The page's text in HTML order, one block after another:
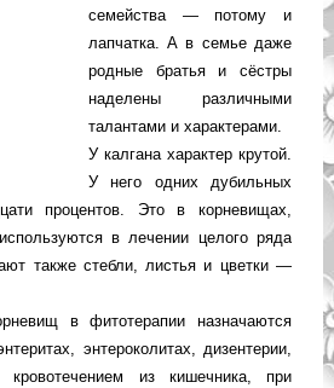
семейства — потому и
лапчатка. А в семье даже
родные братья и сёстры
наделены различными
талантами и характерами.
У калгана характер крутой.
У него одних дубильных
процентов. Это в корневищах,
в лечении целого ряда
также стебли, листья и цветки —
в фитотерапии назначаются
энтероколитах, дизентерии,
из кишечника, при